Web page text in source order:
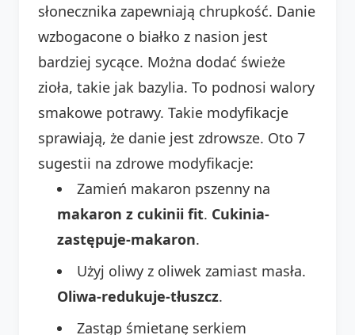
słonecznika zapewniają chrupkość. Danie
wzbogacone o białko z nasion jest
bardziej sycące. Można dodać świeże
zioła, takie jak bazylia. To podnosi walory
smakowe potrawy. Takie modyfikacje
sprawiają, że danie jest zdrowsze. Oto 7
sugestii na zdrowe modyfikacje:
Zamień makaron pszenny na
makaron z cukinii fit. Cukinia-
zastępuje-makaron.
Użyj oliwy z oliwek zamiast masła.
Oliwa-redukuje-tłuszcz.
Zastąp śmietanę serkiem